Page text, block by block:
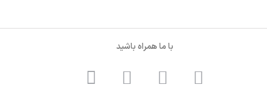
با ما همراه باشید